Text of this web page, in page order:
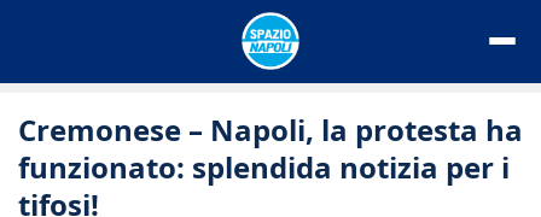
Cremonese – Napoli, la protesta ha
funzionato: splendida notizia per i
tifosi!